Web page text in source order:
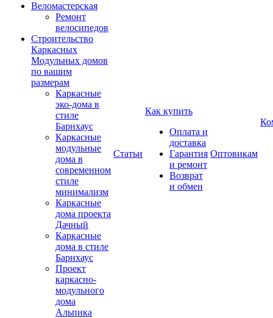
Веломастерская
Ремонт
велосипедов
Строительство
Каркасных
Модульных домов
по вашим
размерам
Каркасные
эко-дома в
стиле
Барнхаус
Каркасные
модульные
дома в
современном
стиле
минимализм
Каркасные
дома проекта
Дачный
Каркасные
дома в стиле
Барнхаус
Проект
каркасно-
модульного
дома
Альпика
Статьи
Как купить
Оплата и
доставка
Гарантия
и ремонт
Возврат
и обмен
Оптовикам